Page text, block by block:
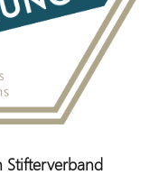
Stifterverband